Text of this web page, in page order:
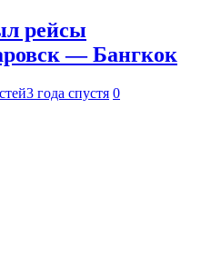
рейсы
— Бангкок
3 года спустя 0